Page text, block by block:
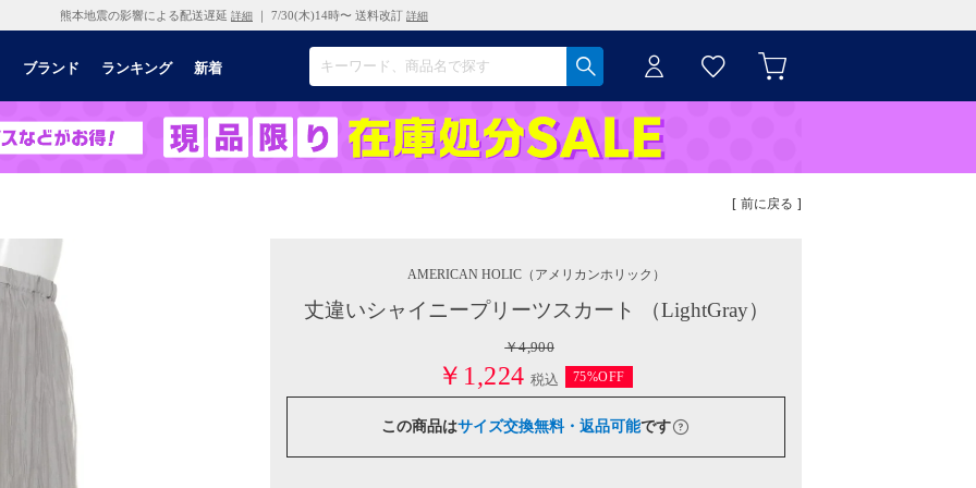
熊本地震の影響による配送遅延 詳細 ｜ 7/30(木)14時〜 送料改訂 詳細
ブランド ランキング 新着
[ 前に戻る ]
AMERICAN HOLIC（アメリカンホリック）
丈違いシャイニープリーツスカート （LightGray）
￥4,900
￥1,224 税込 75%OFF
この商品はサイズ交換無料・返品可能です